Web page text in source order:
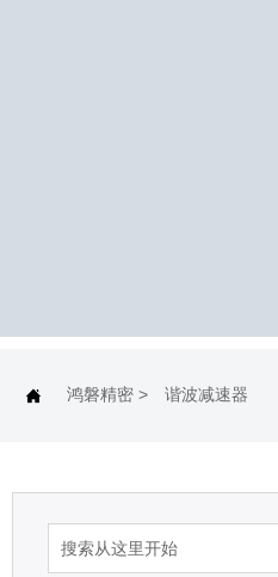
 鸿磐精密 > 谐波减速器